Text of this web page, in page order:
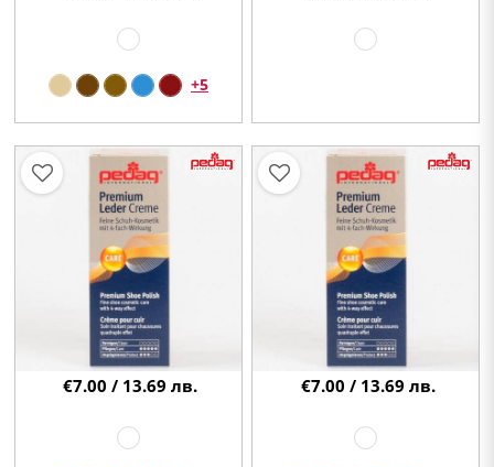
+5
€7.00 / 13.69 лв. €7.00 / 13.69 лв.